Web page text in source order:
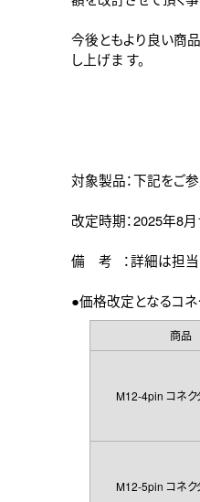
今後ともより良い商
し上げま す。
対象製品：下記をご参
改定時期：2025年8
備 考 ：詳細は担当
●価格改定となるコ
商品
M12-4pin コネク
M12-5pin コネク